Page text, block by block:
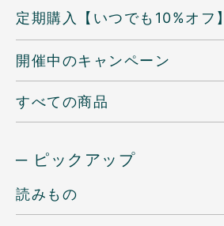
定期購入【いつでも10%オフ】
開催中のキャンペーン
すべての商品
─ ピックアップ
読みもの